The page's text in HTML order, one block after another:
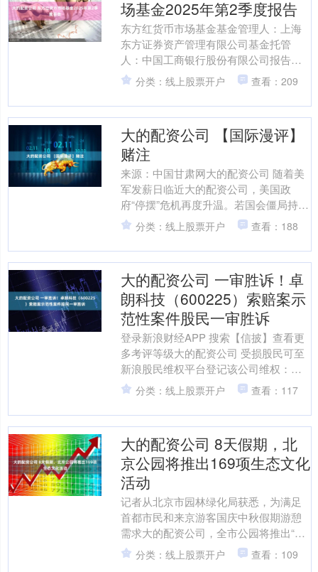
场基金2025年第2季度报告
东方红货币市场基金基金管理人：上海
东方证券资产管理有限公司基金托管
人：中国工商银行股份有限公司报告送
出日期：2025年7月10日东方红货币2025
年第2季度报告....
分类：线上股票开户 查看：209
大的配资公司 【国际漫评】
赌注
来源：中国甘肃网大的配资公司 随着美
军发薪日临近大的配资公司，美国政
府“停摆”危机再度升温。若国会僵局持
续，10月15日美军将面临现代史上首次
大规模现役人员欠薪....
分类：线上股票开户 查看：188
大的配资公司 一审胜诉！卓
朗科技（600225）索赔案示
范性案件股民一审胜诉
登录新浪财经APP 搜索【信披】查看更
多考评等级大的配资公司 受损股民可至
新浪股民维权平台登记该公司维权：
http://wq.finance.sina.com.....
分类：线上股票开户 查看：117
大的配资公司 8天假期，北
京公园将推出169项生态文化
活动
记者从北京市园林绿化局获悉，为满足
首都市民和来京游客国庆中秋假期游憩
需求大的配资公司，全市公园将推出“非
遗互动”“红色印记”“金秋市集”“文化传
承”“自然教育”....
分类：线上股票开户 查看：109